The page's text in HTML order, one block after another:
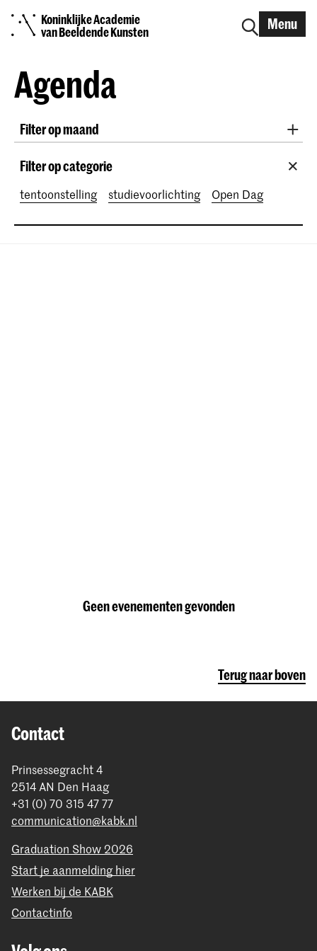
Koninklijke Academie
van Beeldende Kunsten
Menu
Agenda
Filter op maand
October 2026
November 2026
December 2026
January 2027
February 2027
March 2027
April 2027 May 2027
June 2027
Filter op categorie
tentoonstelling studievoorlichting Open Dag
Geen evenementen gevonden
Terug naar boven
Contact
Prinsessegracht 4
2514 AN Den Haag
+31 (0) 70 315 47 77
communication@kabk.nl
Graduation Show 2026
Start je aanmelding hier
Werken bij de KABK
Contactinfo